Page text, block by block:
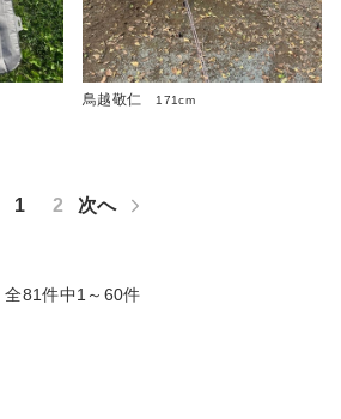
鳥越敬仁 171cm
1 2 次へ
全81件中1～60件